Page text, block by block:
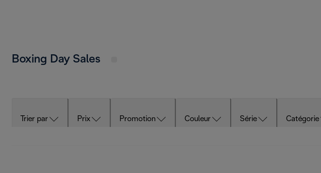
Boxing Day Sales
Trier par Prix Promotion Couleur Série Catégorie